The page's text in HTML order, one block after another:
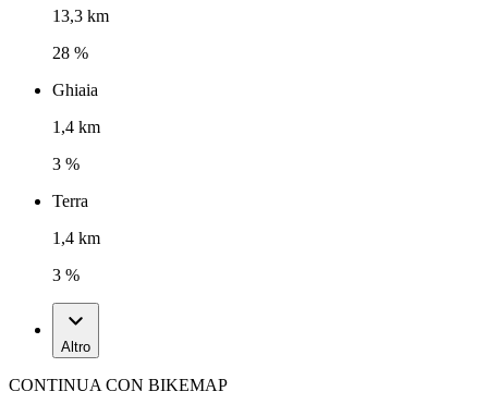
13,3 km
28 %
Ghiaia
1,4 km
3 %
Terra
1,4 km
3 %
Altro
CONTINUA CON BIKEMAP